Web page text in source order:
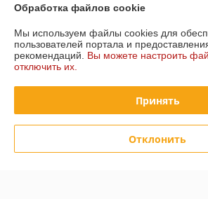
График работы
Политика обработки cookies
Обработка файлов cookie
Мы используем файлы cookies для
пользователей портала и
рекомендаций. Вы можете настроить
отключить их.
Принять
Отклонить